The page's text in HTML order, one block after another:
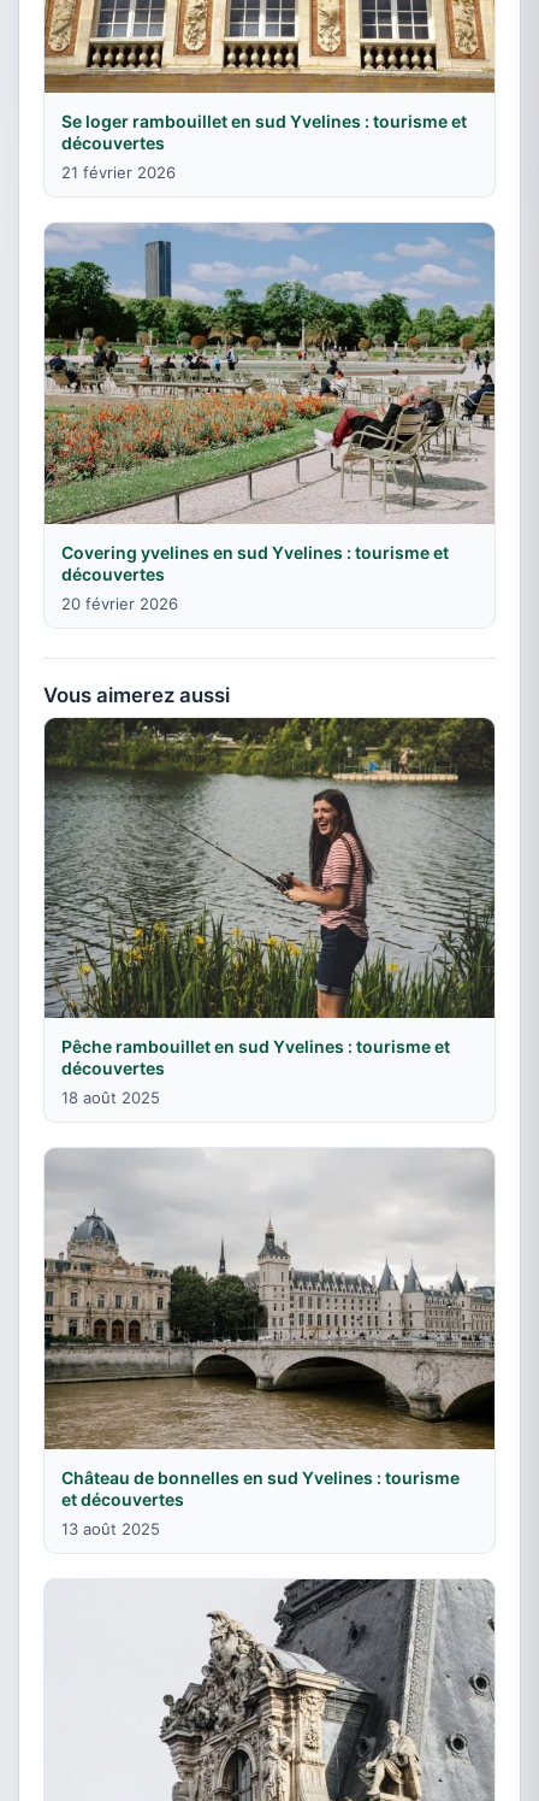
Se loger rambouillet en sud Yvelines : tourisme et
découvertes
21 février 2026
Covering yvelines en sud Yvelines : tourisme et
découvertes
20 février 2026
Vous aimerez aussi
Pêche rambouillet en sud Yvelines : tourisme et
découvertes
18 août 2025
Château de bonnelles en sud Yvelines : tourisme
et découvertes
13 août 2025